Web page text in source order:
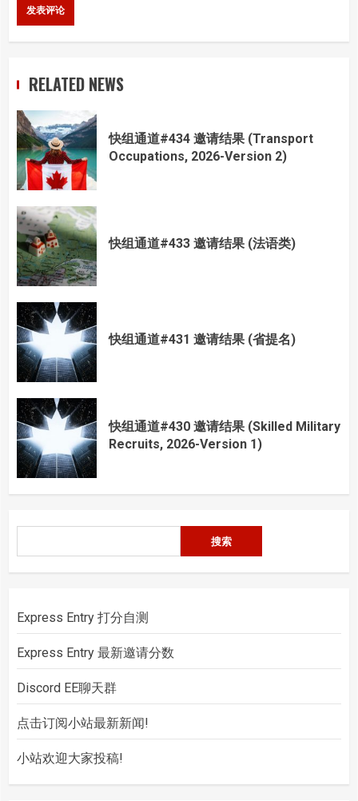
RELATED NEWS
快组通道#434 邀请结果 (Transport
Occupations, 2026-Version 2)
快组通道#433 邀请结果 (法语类)
快组通道#431 邀请结果 (省提名)
快组通道#430 邀请结果 (Skilled Military
Recruits, 2026-Version 1)
索
搜索
Express Entry 打分自测
Express Entry 最新邀请分数
Discord EE聊天群
点击订阅小站最新新闻!
小站欢迎大家投稿!